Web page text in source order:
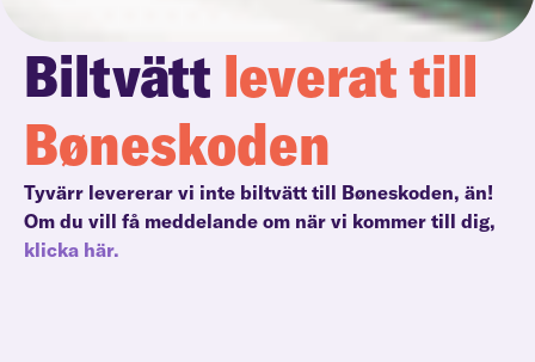
Biltvätt leverat till
Bøneskoden
Tyvärr levererar vi inte biltvätt till Bøneskoden, än!
Om du vill få meddelande om när vi kommer till dig,
klicka här.